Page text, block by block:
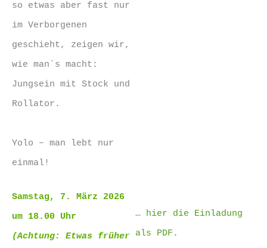
so etwas aber fast nur
im Verborgenen
geschieht, zeigen wir,
wie man´s macht:
Jungsein mit Stock und
Rollator.
Yolo – man lebt nur
einmal!
Samstag, 7. März 2026
um 18.00 Uhr
(Achtung: Etwas früher
… hier die Einladung
als PDF.